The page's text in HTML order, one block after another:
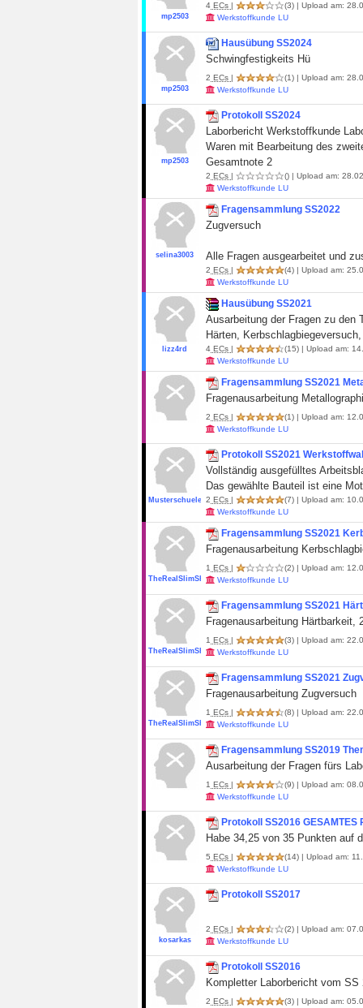
mp2503
4 ECs | (3) | Upload am:
Werkstoffkunde LU
mp2503
Hausübung SS2024
Schwingfestigkeits Hü
2 ECs | (1) | Upload am:
Werkstoffkunde LU
mp2503
Protokoll SS2024
Laborbericht Werkstoffkunde
Waren mit Bearbeitung des
Gesamtnote 2
2 ECs | () | Upload am:
Werkstoffkunde LU
selina3003
Fragensammlung SS2022
Zugversuch
Alle Fragen ausgearbeitet und
2 ECs | (4) | Upload am:
Werkstoffkunde LU
lizz4rd
Hausübung SS2021
Ausarbeitung der Fragen zu den
Härten,
4 ECs | (15) | Upload am:
Werkstoffkunde LU
Fragensammlung SS2021
Fragenausarbeitung
2 ECs | (1) | Upload am:
Werkstoffkunde LU
Musterschueler19
Protokoll SS2021
Vollständig ausgefülltes
Das gewählte Bauteil ist eine
2 ECs | (7) | Upload am:
Werkstoffkunde LU
TheRealSlimShady_
Fragensammlung SS2021
Fragenausarbeitung
1 ECs | (2) | Upload am:
Werkstoffkunde LU
TheRealSlimShady_
Fragensammlung SS2021
Fragenausarbeitung Härtbarkeit,
1 ECs | (3) | Upload am:
Werkstoffkunde LU
TheRealSlimShady_
Fragensammlung SS2021
Fragenausarbeitung Zugversuch
1 ECs | (8) | Upload am:
Werkstoffkunde LU
Fragensammlung SS2019
Ausarbeitung der Fragen fürs
1 ECs | (9) | Upload am:
Werkstoffkunde LU
Protokoll SS2016 GESAMTES
Habe 34,25 von 35 Punkten auf
5 ECs | (14) | Upload am:
Werkstoffkunde LU
kosarkas
Protokoll SS2017
2 ECs | (2) | Upload am:
Werkstoffkunde LU
Protokoll SS2016
Kompletter Laborbericht vom SS
2 ECs | (3) | Upload am: